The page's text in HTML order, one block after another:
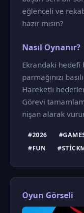
eğlenceli ve
hazır mısın?
Nasıl Oynanır?
Ekrandaki hedefi
parmağınızı
Hareketli
Görevi
nişan alarak
#2026
#FUN
Oyun Görseli